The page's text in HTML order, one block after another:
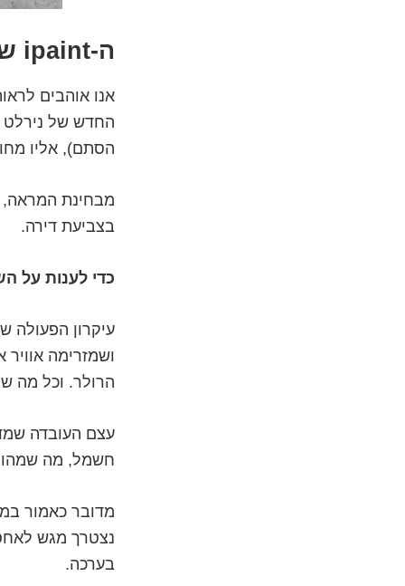
ה-ipaint של נירלט
אנו אוהבים
הסתם), אליו
מבחינת המראה,
בצביעת דירה.
כדי לענות על
עיקרון
ושמזרימה
הרולר. וכל מה
עצם העובדה
חשמל, מה
מדובר כאמור
נצטרך מגש
בערכה.